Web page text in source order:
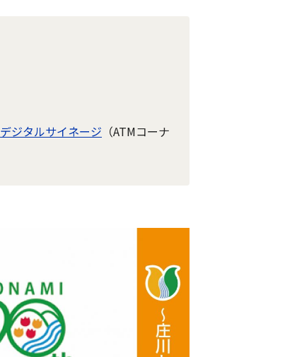
デジタルサイネージ （ATMコーナ